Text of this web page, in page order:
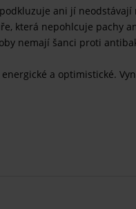
ani jí neodstávají
která nepohlcuje pachy
nemají šanci proti
a optimistické.